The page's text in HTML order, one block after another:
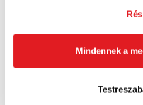
Mindennek a